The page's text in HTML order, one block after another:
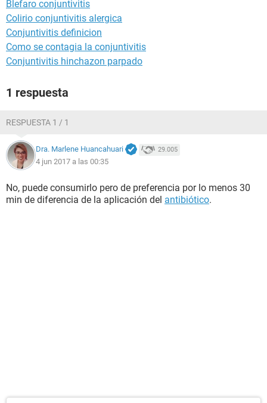
Blefaro conjuntivitis
Colirio conjuntivitis alergica
Conjuntivitis definicion
Como se contagia la conjuntivitis
Conjuntivitis hinchazon parpado
1 respuesta
RESPUESTA 1 / 1
Dra. Marlene Huancahuari 29.005
4 jun 2017 a las 00:35
No, puede consumirlo pero de preferencia por lo menos 30
min de diferencia de la aplicación del antibiótico.